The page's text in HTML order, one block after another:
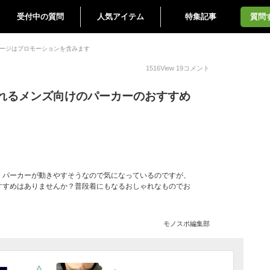
受付中の質問 人気アイテム 特集記事 質問
ジはプロモーションを含みます
1516View 19コメント
るメンズ向けのパーカーのおすすめ
ーカーが動きやすそうなので気になっているのですが、
めはありませんか？普段着にもなるおしゃれなものでお
モノスポ編集部